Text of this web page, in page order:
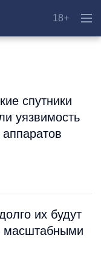
18+
спутники
уязвимость
их будут
масштабными